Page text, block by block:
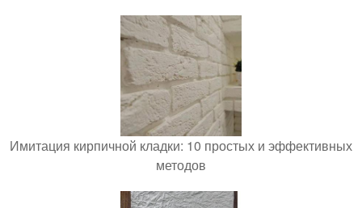
Имитация кирпичной кладки: 10 простых и эффективных
методов